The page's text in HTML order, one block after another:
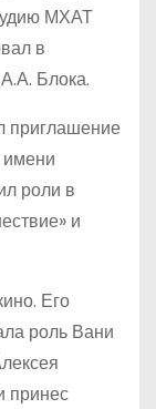
МХАТ
в
Блока.
приглашение
имени
роли в
и
Его
роль Вани
принес